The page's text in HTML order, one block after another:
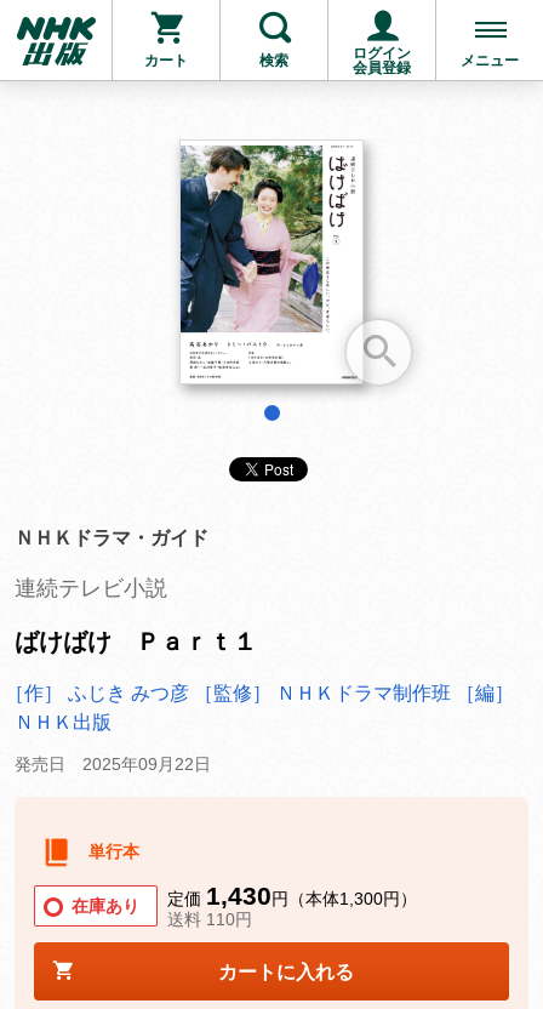
カート 検索
ログイン
会員登録
メニュー
お支払いに進む
他にも商品を買う
ＮＨＫドラマ・ガイド
連続テレビ小説
ばけばけ Ｐａｒｔ１
［作］ ふじき みつ彦 ［監修］ ＮＨＫドラマ制作班
［編］
ＮＨＫ出版
発売日 2025年09月22日
単行本
在庫あり 定価 1,430円（本体1,300円）
送料 110円
カートに入れる